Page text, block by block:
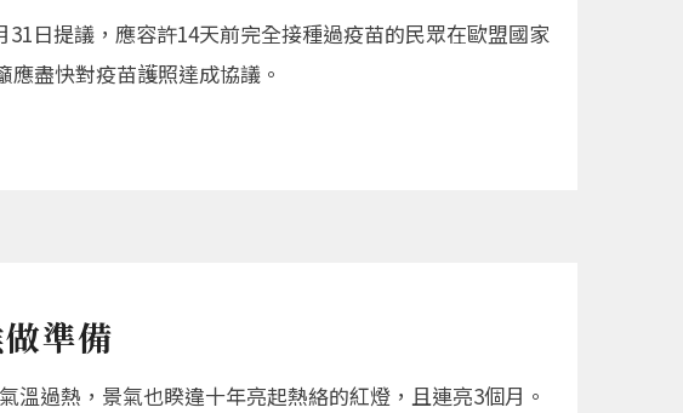
日提議，應容許14天前完全接種過疫苗的民眾在歐盟國家
盡快對疫苗護照達成協議。
準備
過熱，景氣也睽違十年亮起熱絡的紅燈，且連亮3個月。